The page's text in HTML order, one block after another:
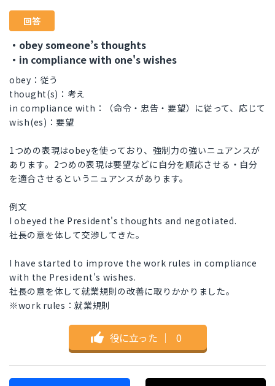
回答
・obey someone’s thoughts
・in compliance with one's wishes
obey：従う
thought(s)：考え
in compliance with：（命令・忠告・要望）に従って、応じて
wish(es)：要望
1つめの表現はobeyを使っており、強制力の強いニュアンスが
あります。2つめの表現は要望などに自分を順応させる・自分
を適合させるというニュアンスがあります。
例文
I obeyed the President's thoughts and negotiated.
社長の意を体して交渉してきた。
I have started to improve the work rules in compliance
with the President's wishes.
社長の意を体して就業規則の改善に取りかかりました。
※work rules：就業規則
役に立った ｜ 0